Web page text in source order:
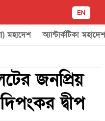
EN
মহাদেশ অ্যান্টার্কটিকা মহাদেশ
জনপ্রিয়
দ্বীপ